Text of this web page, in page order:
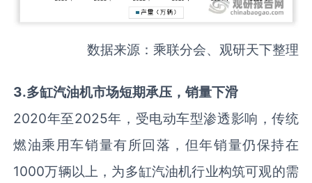
数据来源：乘联分会、观研天下整理
3.多缸汽油机市场短期承压，销量下滑
2020年至2025年，受电动车型渗透影响，传统
燃油乘用车销量有所回落，但年销量仍保持在
1000万辆以上，为多缸汽油机行业构筑可观的需